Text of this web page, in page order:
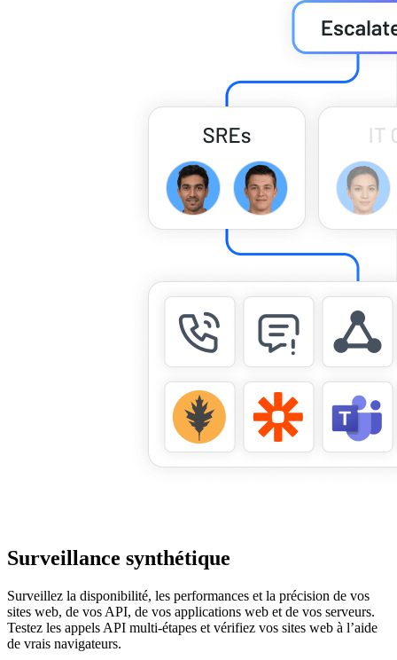
Surveillance synthétique
Surveillez la disponibilité, les performances et la précision de vos
sites web, de vos API, de vos applications web et de vos serveurs.
Testez les appels API multi-étapes et vérifiez vos sites web à l’aide
de vrais navigateurs.